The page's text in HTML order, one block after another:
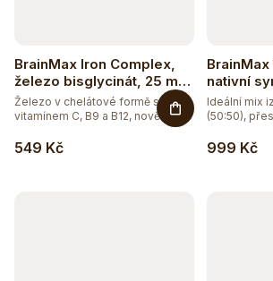
BrainMax Iron Complex,
železo bisglycinát, 25 mg,
100 rostlinných kapslí
549 Kč
Železo v chelátové formě s
vitamínem C, B9 a B12, nově s
nativní
protein,
999 Kč
Ideální mix
(50:50),